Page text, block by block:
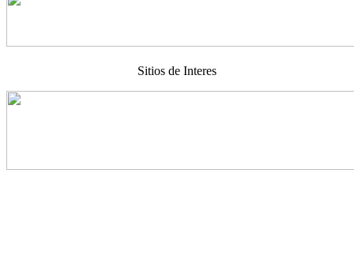
Sitios de Interes